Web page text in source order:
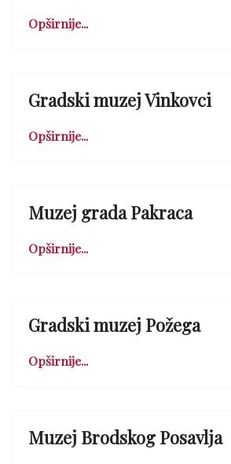
Opširnije...
Gradski muzej Vinkovci
Opširnije...
Muzej grada Pakraca
Opširnije...
Gradski muzej Požega
Opširnije...
Muzej Brodskog Posavlja